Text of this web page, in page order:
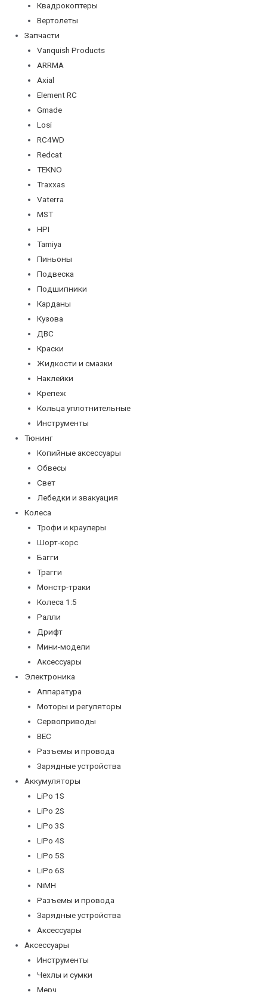
Квадрокоптеры
Вертолеты
Запчасти
Vanquish Products
ARRMA
Axial
Element RC
Gmade
Losi
RC4WD
Redcat
TEKNO
Traxxas
Vaterra
MST
HPI
Tamiya
Пиньоны
Подвеска
Подшипники
Карданы
Кузова
ДВС
Краски
Жидкости и смазки
Наклейки
Крепеж
Кольца уплотнительные
Инструменты
Тюнинг
Копийные аксессуары
Обвесы
Свет
Лебедки и эвакуация
Колеса
Трофи и краулеры
Шорт-корс
Багги
Трагги
Монстр-траки
Колеса 1:5
Ралли
Дрифт
Мини-модели
Аксессуары
Электроника
Аппаратура
Моторы и регуляторы
Сервоприводы
BEC
Разъемы и провода
Зарядные устройства
Аккумуляторы
LiPo 1S
LiPo 2S
LiPo 3S
LiPo 4S
LiPo 5S
LiPo 6S
NiMH
Разъемы и провода
Зарядные устройства
Аксессуары
Аксессуары
Инструменты
Чехлы и сумки
Мерч